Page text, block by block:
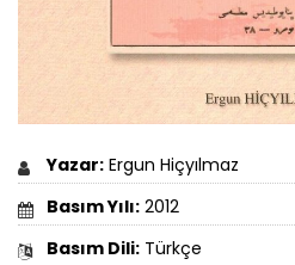
Yazar: Ergun Hiçyılmaz
Basım Yılı: 2012
Basım Dili: Türkçe